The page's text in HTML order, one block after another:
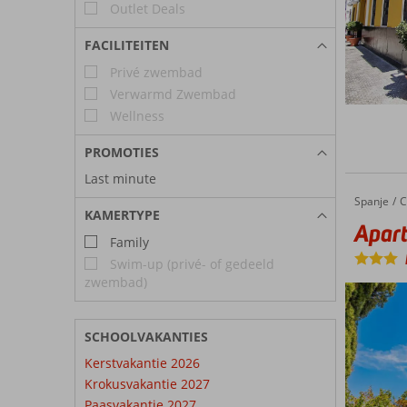
Outlet Deals
FACILITEITEN
Privé zwembad
Verwarmd Zwembad
Wellness
PROMOTIES
Last minute
KAMERTYPE
Family
Swim-up (privé- of gedeeld
zwembad)
SCHOOLVAKANTIES
Kerstvakantie 2026
Krokusvakantie 2027
Home
Spanje
Apartamentos Vertice Sevilla